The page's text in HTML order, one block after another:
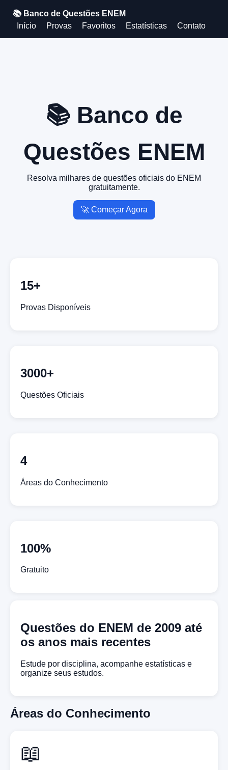
📚 Banco de Questões ENEM
Início
Provas Favoritos Estatísticas Contato
📚 Banco de
Questões ENEM
Resolva milhares de questões oficiais do ENEM
gratuitamente.
🚀 Começar Agora
15+
Provas Disponíveis
3000+
Questões Oficiais
4
Áreas do Conhecimento
100%
Gratuito
Questões do ENEM de 2009 até
os anos mais recentes
Estude por disciplina, acompanhe estatísticas e
organize seus estudos.
Áreas do Conhecimento
📖